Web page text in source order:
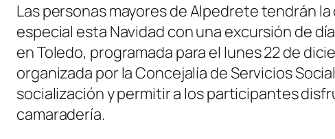
Las personas mayores de Alpedrete tendrán
especial esta Navidad con una excursión de
en Toledo, programada para el lunes 22 de
organizada por la Concejalía de Servicios
socialización y permitir a los participantes
camaradería.